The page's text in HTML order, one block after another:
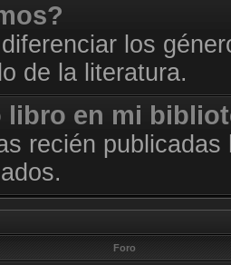
los
de la literatura.
libro en mi
recién publicadas
Foro